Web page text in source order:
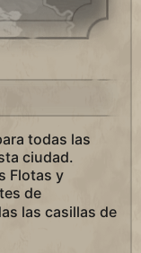
todas las
ciudad.
Flotas y
de
las casillas de